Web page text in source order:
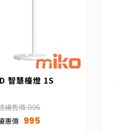
智慧檯燈 1S
議售價 995
惠價
995